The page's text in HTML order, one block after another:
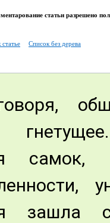
статьи разрешено
Список без дерева
самок,
зашла